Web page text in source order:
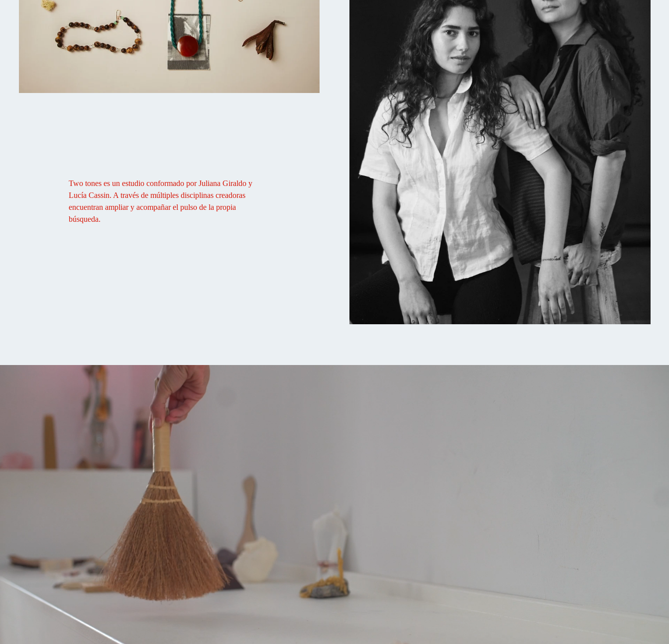
Two tones es un estudio conformado por Juliana Giraldo y
Lucía Cassin. A través de múltiples disciplinas creadoras
encuentran ampliar y acompañar el pulso de la propia
búsqueda.